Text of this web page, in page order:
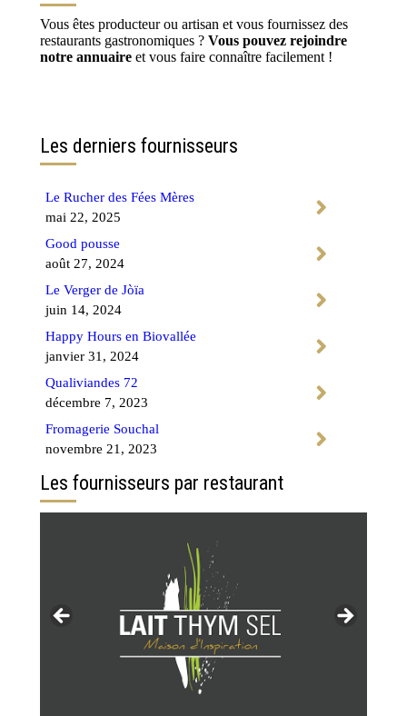
Vous êtes producteur ou artisan et vous fournissez des
restaurants gastronomiques ? Vous pouvez rejoindre
notre annuaire et vous faire connaître facilement !
Les derniers fournisseurs
Le Rucher des Fées Mères
mai 22, 2025
Good pousse
août 27, 2024
Le Verger de Jòïa
juin 14, 2024
Happy Hours en Biovallée
janvier 31, 2024
Qualiviandes 72
décembre 7, 2023
Fromagerie Souchal
novembre 21, 2023
Les fournisseurs par restaurant